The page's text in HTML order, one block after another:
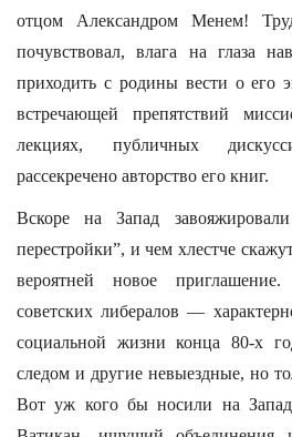
отцом Александром Менем!
почувствовал, влага на глаза
приходить с родины вести о его
встречающей препятствий
лекциях, публичных
рассекречено авторство его книг.
Вскоре на Запад
перестройки”, и чем хлестче
вероятней новое
советских либералов —
социальной жизни конца 80-х
следом и другие невыездные, но
Вот уж кого бы носили на